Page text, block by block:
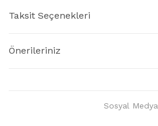
Taksit Seçenekleri
Önerileriniz
Sosyal Medya